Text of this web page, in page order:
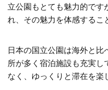
立公園もとても魅力的で
れ、その魅力を体感するこ
日本の国立公園は海外と
所が多く宿泊施設も充実
なく、ゆっくりと滞在を楽